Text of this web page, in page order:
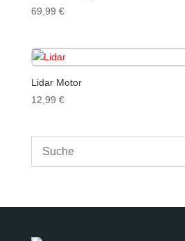
69,99 €
Lidar Motor
12,99 €